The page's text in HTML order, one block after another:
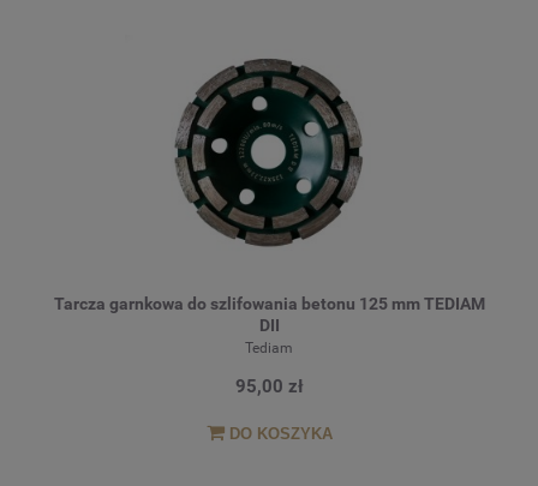
Tarcza garnkowa do szlifowania betonu 125 mm TEDIAM
DII
Tediam
95,00 zł
DO KOSZYKA